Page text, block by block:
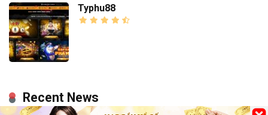
Typhu88
Recent News